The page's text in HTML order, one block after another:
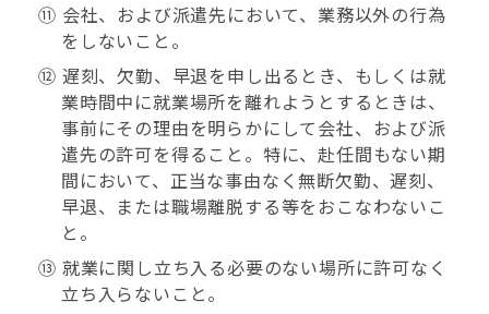
⑪ 会社、および派遣先において、業務以外の行為
をしないこと。
⑫ 遅刻、欠勤、早退を申し出るとき、もしくは就
業時間中に就業場所を離れようとするときは、
事前にその理由を明らかにして会社、および派
遣先の許可を得ること。特に、赴任間もない期
間において、正当な事由なく無断欠勤、遅刻、
早退、または職場離脱する等をおこなわないこ
と。
⑬ 就業に関し立ち入る必要のない場所に許可なく
立ち入らないこと。